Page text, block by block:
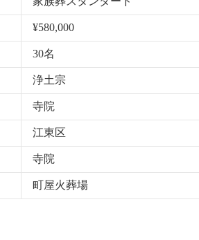
¥580,000
30名
浄土宗
寺院
江東区
寺院
町屋火葬場